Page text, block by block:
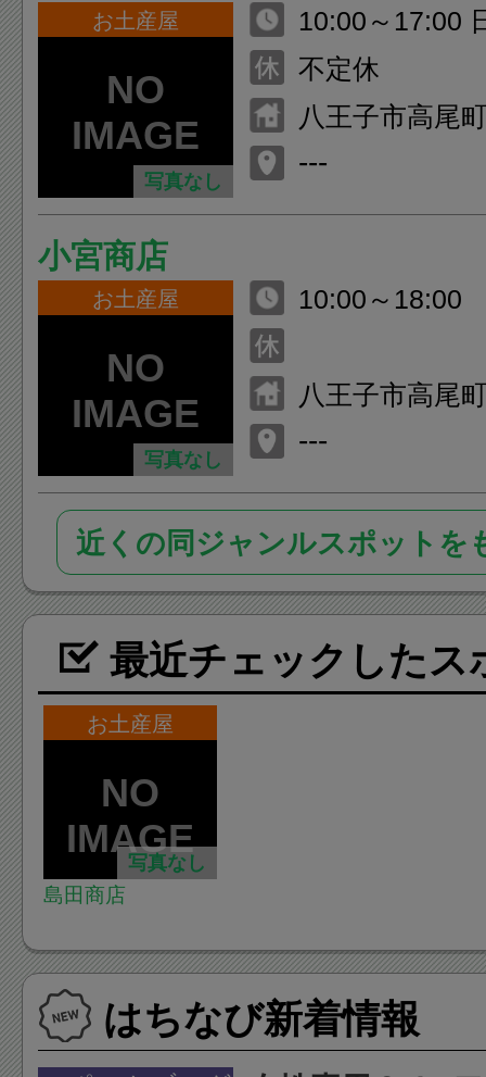
お土産屋
写真なし
不定休
八王子市高尾
---
小宮商店
お土産屋
写真なし
10:00～18:00
八王子市高尾
---
近くの同ジャンルスポットを
最近チェックしたス
お土産屋
写真なし
島田商店
はちなび新着情報